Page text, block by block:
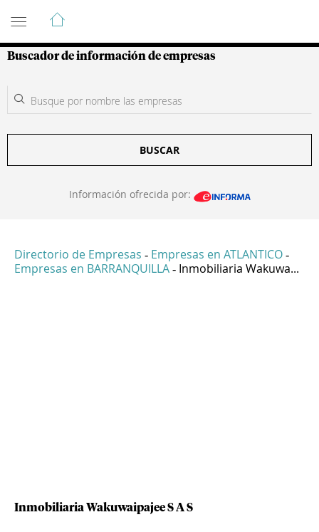
Guía de Empresas Colombianas
Buscador de información de empresas
BUSCAR
Información ofrecida por:
Directorio de Empresas - Empresas en ATLANTICO -
Empresas en BARRANQUILLA - Inmobiliaria Wakuwa...
Inmobiliaria Wakuwaipajee S A S